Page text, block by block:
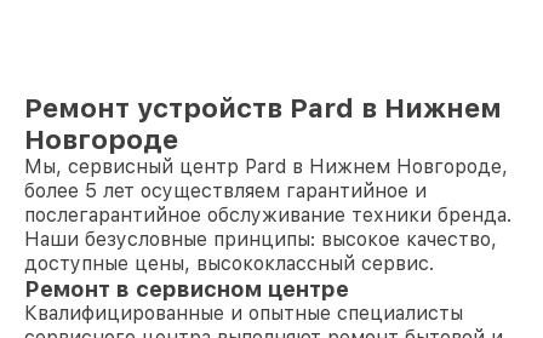
Ремонт устройств Pard в Нижнем
Новгороде
Мы, сервисный центр Pard в Нижнем Новгороде,
более 5 лет осуществляем гарантийное и
послегарантийное обслуживание техники бренда.
Наши безусловные принципы: высокое качество,
доступные цены, высококлассный сервис.
Ремонт в сервисном центре
Квалифицированные и опытные специалисты